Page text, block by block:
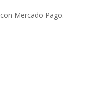
con Mercado Pago.